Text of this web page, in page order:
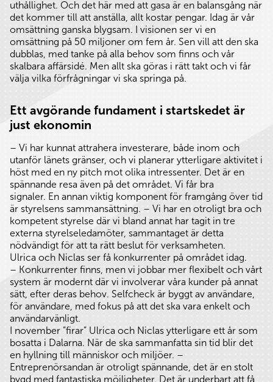
uthållighet. Och det här med att gasa är en balansgång när
det kommer till att anställa, allt kostar pengar. Idag är vår
omsättning ganska blygsam. I visionen ser vi en
omsättning på 50 miljoner om fem år. Sen vill att den ska
dubblas, med tanke på alla behov som finns och vår
skalbara affärsidé. Men allt ska göras i rätt takt och vi får
välja vilka förfrågningar vi ska springa på.
Ett avgörande fundament i startskedet är
just ekonomin
– Vi har kunnat attrahera investerare, både inom och
utanför länets gränser, och vi planerar ytterligare aktivitet i
höst med en ny pitch mot olika intressenter. Det är en
spännande resa även på det området. Vi får bra
signaler. En annan viktig komponent för framgång över tid
är styrelsens sammansättning. – Vi har en otroligt bra och
kompetent styrelse där vi bland annat har tagit in tre
externa styrelseledamöter, sammantaget är detta
nödvändigt för att ta rätt beslut för verksamheten.
Ulrica och Niclas ser få konkurrenter på området idag.
– Konkurrenter finns, men vi jobbar mer flexibelt och vårt
system är modernt där vi involverar våra kunder på annat
sätt, efter deras behov. Selfcheck är byggt av användare,
för användare, med fokus på att det ska vara enkelt och
användarvänligt.
I november ”firar” Ulrica och Niclas ytterligare ett år som
bosatta i Dalarna. När de ska sammanfatta sin tid blir det
en hyllning till människor och miljöer. –
Entreprenörsandan är otroligt spännande, det är en stolt
bygd med fantastiska möjligheter. Det är underbart att få